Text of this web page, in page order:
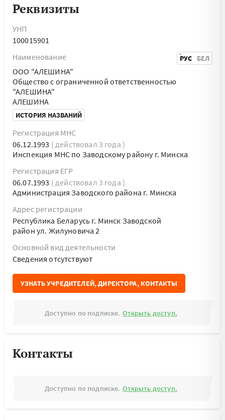
Реквизиты
УНП
100015901
Наименование
РУС БЕЛ
ООО "АЛЕШИНА"
Общество с ограниченной ответственностью
"АЛЕШИНА"
АЛЕШИНА
ИСТОРИЯ НАЗВАНИЙ
Регистрация МНС
06.12.1993 ( действовал 3 года )
Инспекция МНС по Заводскому району г. Минска
Регистрация ЕГР
06.07.1993 ( действовал 3 года )
Администрация Заводского района г. Минска
Адрес регистрации
Республика Беларусь г. Минск Заводской
район ул. Жилуновича 2
Основной вид деятельности
Cведения отсутствуют
УЗНАТЬ УЧРЕДИТЕЛЕЙ, ДИРЕКТОРА, КОНТАКТЫ
Доступно по подписке. Открыть доступ.
Контакты
Доступно по подписке. Открыть доступ.